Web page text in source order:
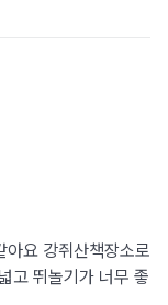
요 강쥐산책장소로
고 뛰놀기가 너무 좋